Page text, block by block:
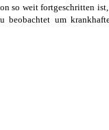
so weit fortgeschritten
um